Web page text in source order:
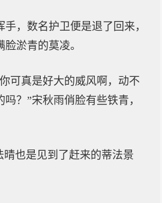
手，数名护卫便是退了回来，
淤青的莫凌。
可真是好大的威风啊，动不
？”宋秋雨俏脸有些铁青，
晴也是见到了赶来的蒂法景